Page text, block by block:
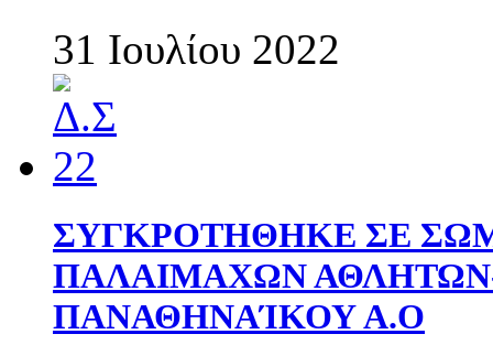
31 Ιουλίου 2022
ΣΥΓΚΡΟΤΗΘΗΚΕ ΣΕ
ΠΑΛΑΙΜΑΧΩΝ
ΠΑΝΑΘΗΝΑΊΚΟΥ Α.Ο